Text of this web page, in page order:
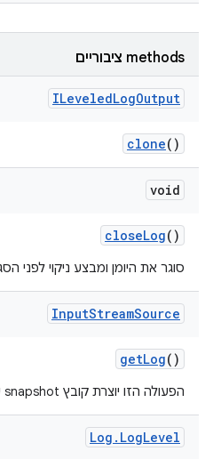
‫methods ציבוריים
ILeveledLogOutput
clone()
void
closeLog()
סוגר את היומן ומבצע ניקוי לפני
InputStreamSource
getLog()
הפעולה הזו יוצרת קובץ snapshot של נתוני היומן.
Log . LogLevel